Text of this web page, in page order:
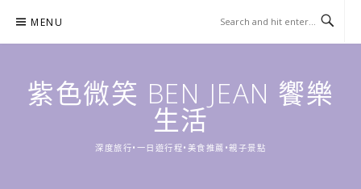
content
MENU
紫色微笑 BEN JEAN 饗樂
生活
深度旅行•一日遊行程•美食推薦•親子景點